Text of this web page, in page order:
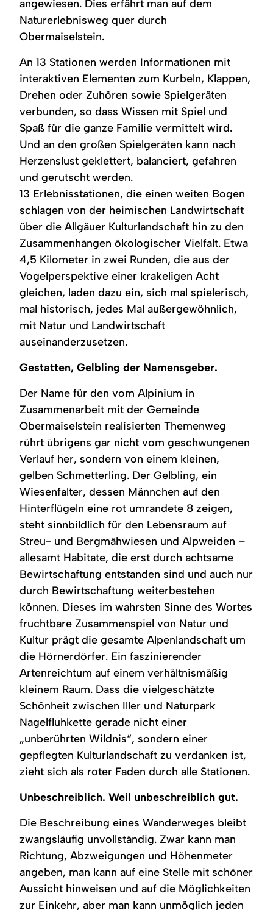
angewiesen. Dies erfährt man auf dem
Naturerlebnisweg quer durch
Obermaiselstein.
An 13 Stationen werden Informationen mit
interaktiven Elementen zum Kurbeln, Klappen,
Drehen oder Zuhören sowie Spielgeräten
verbunden, so dass Wissen mit Spiel und
Spaß für die ganze Familie vermittelt wird.
Und an den großen Spielgeräten kann nach
Herzenslust geklettert, balanciert, gefahren
und gerutscht werden.
13 Erlebnisstationen, die einen weiten Bogen
schlagen von der heimischen Landwirtschaft
über die Allgäuer Kulturlandschaft hin zu den
Zusammenhängen ökologischer Vielfalt. Etwa
4,5 Kilometer in zwei Runden, die aus der
Vogelperspektive einer krakeligen Acht
gleichen, laden dazu ein, sich mal spielerisch,
mal historisch, jedes Mal außergewöhnlich,
mit Natur und Landwirtschaft
auseinanderzusetzen.
Gestatten, Gelbling der Namensgeber.
Der Name für den vom Alpinium in
Zusammenarbeit mit der Gemeinde
Obermaiselstein realisierten Themenweg
rührt übrigens gar nicht vom geschwungenen
Verlauf her, sondern von einem kleinen,
gelben Schmetterling. Der Gelbling, ein
Wiesenfalter, dessen Männchen auf den
Hinterflügeln eine rot umrandete 8 zeigen,
steht sinnbildlich für den Lebensraum auf
Streu- und Bergmähwiesen und Alpweiden –
allesamt Habitate, die erst durch achtsame
Bewirtschaftung entstanden sind und auch nur
durch Bewirtschaftung weiterbestehen
können. Dieses im wahrsten Sinne des Wortes
fruchtbare Zusammenspiel von Natur und
Kultur prägt die gesamte Alpenlandschaft um
die Hörnerdörfer. Ein faszinierender
Artenreichtum auf einem verhältnismäßig
kleinem Raum. Dass die vielgeschätzte
Schönheit zwischen Iller und Naturpark
Nagelfluhkette gerade nicht einer
„unberührten Wildnis“, sondern einer
gepflegten Kulturlandschaft zu verdanken ist,
zieht sich als roter Faden durch alle Stationen.
Unbeschreiblich. Weil unbeschreiblich gut.
Die Beschreibung eines Wanderweges bleibt
zwangsläufig unvollständig. Zwar kann man
Richtung, Abzweigungen und Höhenmeter
angeben, man kann auf eine Stelle mit schöner
Aussicht hinweisen und auf die Möglichkeiten
zur Einkehr, aber man kann unmöglich jeden